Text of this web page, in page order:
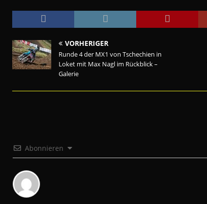
VORHERIGER
Runde 4 der MX1 von Tschechien in
Loket mit Max Nagl im Rückblick –
Galerie
Abonnieren